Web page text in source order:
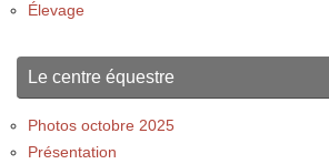
Élevage
Le centre équestre
Photos octobre 2025
Présentation